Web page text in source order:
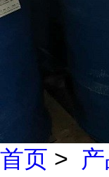
首页 >